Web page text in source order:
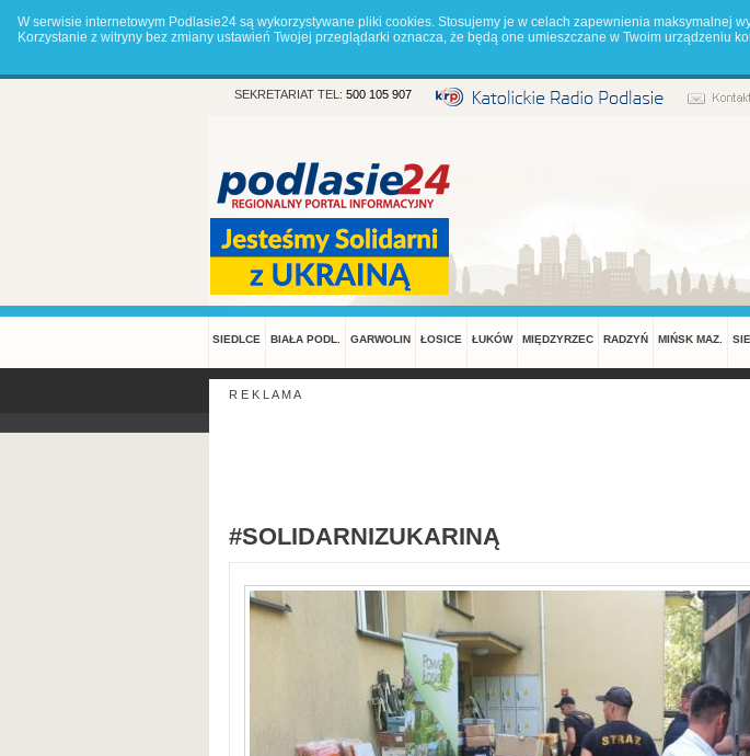
W serwisie internetowym Podlasie24 są wykorzystywane pliki cookies. Stosujemy je w celach zapewnienia maksymalnej
Korzystanie z witryny bez zmiany ustawień Twojej przeglądarki oznacza, że będą one umieszczane w Twoim urządzeniu
SEKRETARIAT TEL: 500 105 907
SIEDLCE BIAŁA PODL. GARWOLIN ŁOSICE ŁUKÓW MIĘDZYRZEC RADZYŃ MIŃSK MAZ.
R E K L A M A
#SOLIDARNIZUKARINĄ